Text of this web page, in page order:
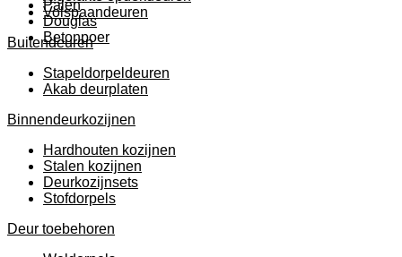
Palen
Douglas
Betonpoer
Volspaandeuren
Buitendeuren
Stapeldorpeldeuren
Akab deurplaten
Binnendeurkozijnen
Hardhouten kozijnen
Stalen kozijnen
Deurkozijnsets
Stofdorpels
Deur toebehoren